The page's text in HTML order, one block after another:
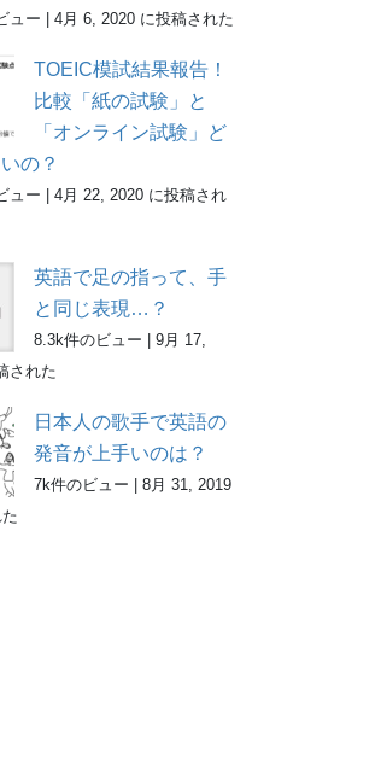
ュー |4月 6, 2020 に投稿された
TOEIC模試結果報告！
比較「紙の試験」と
「オンライン試験」ど
の？
ュー |4月 22, 2020 に投稿され
英語で足の指って、手
と同じ表現…？
8.3k件のビュー |9月 17,
された
日本人の歌手で英語の
発音が上手いのは？
7k件のビュー |8月 31, 2019